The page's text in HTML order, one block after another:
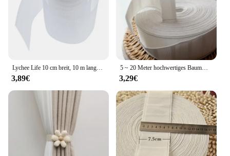
3,89€
5 ~ 20 Meter hochwertiges Baumwoll vorhang hängendes Gewebe verdicktes/verschlüsse ltes Vorhang zubehör mit weißem Stoffband
3,29€